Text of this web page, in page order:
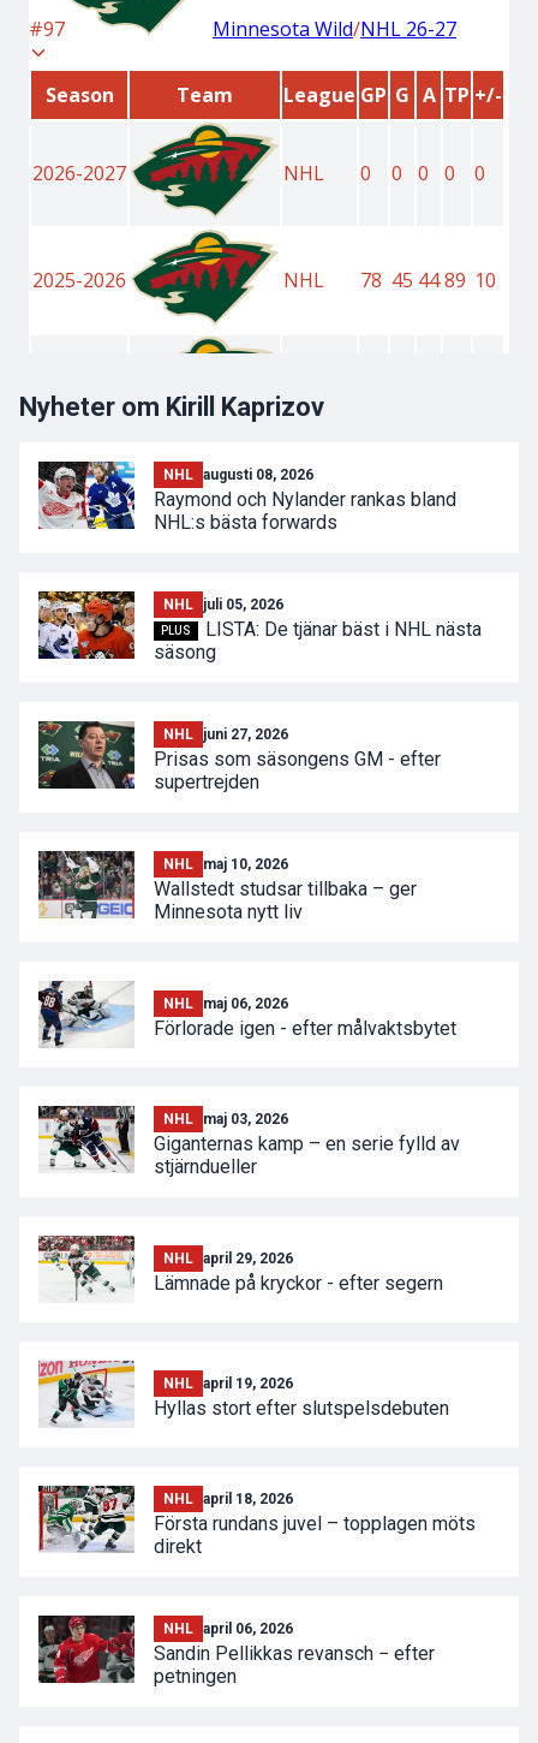
Nyheter om Kirill Kaprizov
NHL augusti 08, 2026
Raymond och Nylander rankas bland
NHL:s bästa forwards
NHL juli 05, 2026
PLUS
LISTA: De tjänar bäst i NHL nästa
säsong
NHL juni 27, 2026
Prisas som säsongens GM - efter
supertrejden
NHL maj 10, 2026
Wallstedt studsar tillbaka – ger
Minnesota nytt liv
NHL maj 06, 2026
Förlorade igen - efter målvaktsbytet
NHL maj 03, 2026
Giganternas kamp – en serie fylld av
stjärndueller
NHL april 29, 2026
Lämnade på kryckor - efter segern
NHL april 19, 2026
Hyllas stort efter slutspelsdebuten
NHL april 18, 2026
Första rundans juvel – topplagen möts
direkt
NHL april 06, 2026
Sandin Pellikkas revansch − efter
petningen